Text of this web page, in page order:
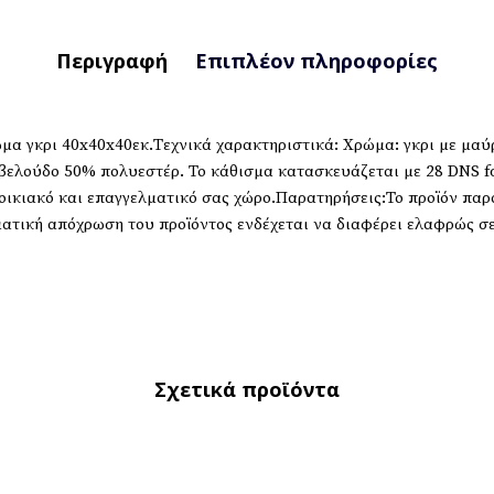
Περιγραφή Επιπλέον πληροφορίες
γκρι 40x40x40εκ.Τεχνικά χαρακτηριστικά: Χρώμα: γκρι με
50% πολυεστέρ. Το κάθισμα κατασκευάζεται με 28 DNS
και επαγγελματικό σας χώρο.Παρατηρήσεις:Το προϊόν
απόχρωση του προϊόντος ενδέχεται να διαφέρει ελαφρώς
Σχετικά προϊόντα